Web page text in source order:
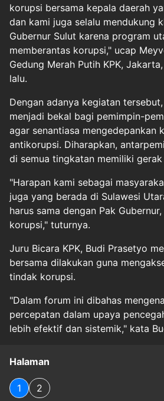
korupsi bersama kepala daerah
dan kami juga selalu mendukung
Gubernur Sulut karena program
memberantas korupsi," ucap
Gedung Merah Putih KPK,
lalu.
Dengan adanya kegiatan
menjadi bekal bagi pemimpin-
agar senantiasa mengedepankan
antikorupsi. Diharapkan,
di semua tingkatan memiliki
"Harapan kami sebagai
juga yang berada di Sulawesi
harus sama dengan Pak
korupsi," tuturnya.
Juru Bicara KPK, Budi Prasetyo
bersama dilakukan guna
tindak korupsi.
"Dalam forum ini dibahas
percepatan dalam upaya
lebih efektif dan sistemik," kata
Halaman
1 2